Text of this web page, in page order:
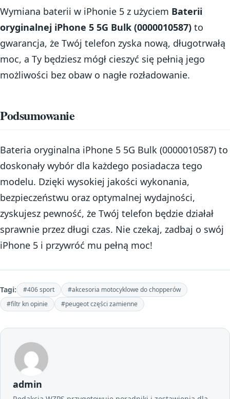
Wymiana baterii w iPhonie 5 z użyciem Baterii
oryginalnej iPhone 5 5G Bulk (0000010587) to
gwarancja, że Twój telefon zyska nową, długotrwałą
moc, a Ty będziesz mógł cieszyć się pełnią jego
możliwości bez obaw o nagłe rozładowanie.
Podsumowanie
Bateria oryginalna iPhone 5 5G Bulk (0000010587) to
doskonały wybór dla każdego posiadacza tego
modelu. Dzięki wysokiej jakości wykonania,
bezpieczeństwu oraz optymalnej wydajności,
zyskujesz pewność, że Twój telefon będzie działał
sprawnie przez długi czas. Nie czekaj, zadbaj o swój
iPhone 5 i przywróć mu pełną moc!
Tagi: #406 sport
#akcesoria motocyklowe do chopperów
#filtr kn opinie
#peugeot części zamienne
admin